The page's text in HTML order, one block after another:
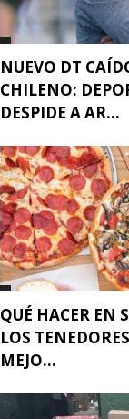
NUEVO DT
CHILENO:
DESPIDE A AR...
QUÉ HACER EN
LOS
MEJO...